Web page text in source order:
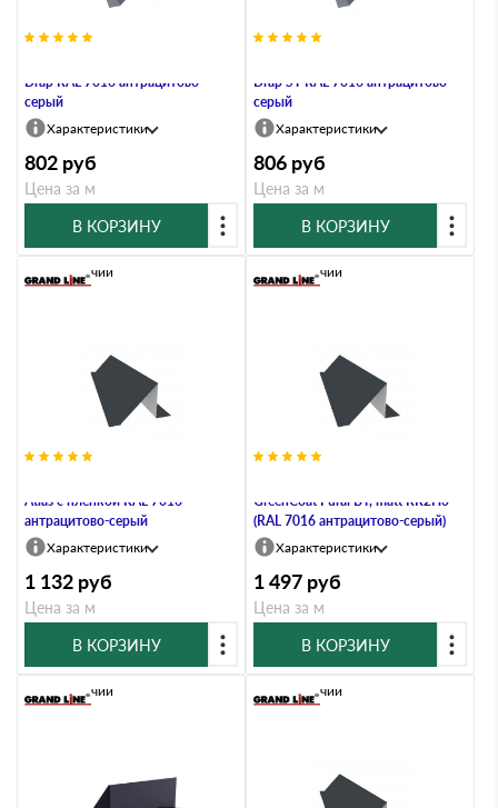
Drap RAL 7016 антрацитово-
серый
Характеристики
802 руб
Цена за м
В КОРЗИНУ
Drap ST RAL 7016 антрацитово-
серый
Характеристики
806 руб
Цена за м
В КОРЗИНУ
Atlas с пленкой RAL 7016
антрацитово-серый
В наличии
Характеристики
1 132 руб
Цена за м
В КОРЗИНУ
GreenCoat Pural BT, matt RR2Н3
(RAL 7016 антрацитово-серый)
В наличии
Характеристики
1 497 руб
Цена за м
В КОРЗИНУ
В наличии В наличии